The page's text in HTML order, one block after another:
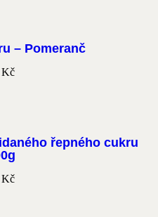
– Pomeranč
Kč
řepného cukru
Kč